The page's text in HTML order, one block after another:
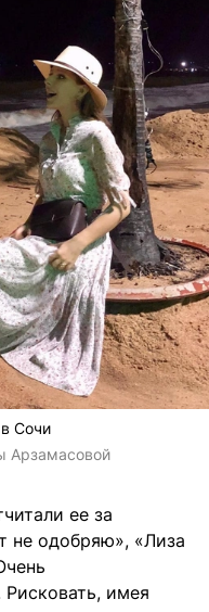
Сочи
Арзамасовой
ее за
не одобряю», «Лиза
Рисковать, имея